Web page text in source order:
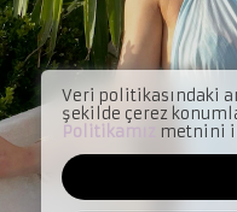
Veri politikasındaki
şekilde çerez
Politikamız
metnini